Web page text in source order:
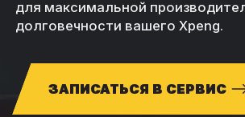
для максимальной
долговечности вашего Xpeng.
ЗАПИСАТЬСЯ В СЕРВИС